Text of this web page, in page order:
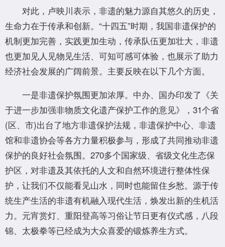
对此，卢映川表示，非遗的魅力源自其悠久的历史，
生命力在于传承和创新。“十四五”时期，我国非遗保护的
机制更加完善，实践更加生动，传承队伍更加壮大，非遗
也更加见人见物见生活、可知可感可体验，也展示了助力
经济社会发展的广阔前景。主要反映在以下几个方面。
一是非遗保护氛围更加浓厚。中办、国办印发了《关
于进一步加强非物质文化遗产保护工作的意见》，31个省
(区、市)出台了地方非遗保护法规，非遗保护中心、非遗
馆和非遗协会等各方力量积极参与，形成了共同推动非遗
保护的良好社会氛围。270多个国家级、省级文化生态保
护区，对非遗及其依托的人文和自然环境进行整体性保
护，让我们不仅能看见山水，同时也能留住乡愁。源于传
统生产生活的非遗有机融入现代生活，焕发出新的生机活
力。元宵赏灯、重阳登高等习俗让节日更有仪式感，八段
锦、太极拳等已经成为大众喜爱的锻炼养生方式。